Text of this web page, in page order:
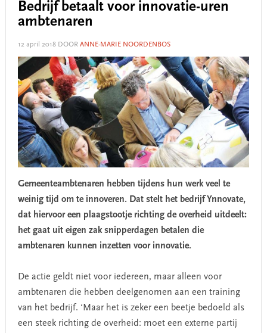
Bedrijf betaalt voor innovatie-uren
ambtenaren
12 april 2018DOOR ANNE-MARIE NOORDENBOS
Gemeenteambtenaren hebben tijdens hun werk veel te
weinig tijd om te innoveren. Dat stelt het bedrijf Ynnovate,
dat hiervoor een plaagstootje richting de overheid uitdeelt:
het gaat uit eigen zak snipperdagen betalen die
ambtenaren kunnen inzetten voor innovatie.
De actie geldt niet voor iedereen, maar alleen voor
ambtenaren die hebben deelgenomen aan een training
van het bedrijf. ‘Maar het is zeker een beetje bedoeld als
een steek richting de overheid: moet een externe partij